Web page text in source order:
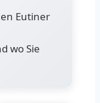
Eutiner
wo Sie